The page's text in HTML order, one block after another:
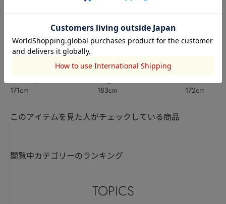
RODEO CROWNS WIDE
171cm
AZUL BY MOUSSY
183cm
172cm
このアイテムを見た人がチェックしている商品
閲覧中カテゴリーのランキング
TOPICS